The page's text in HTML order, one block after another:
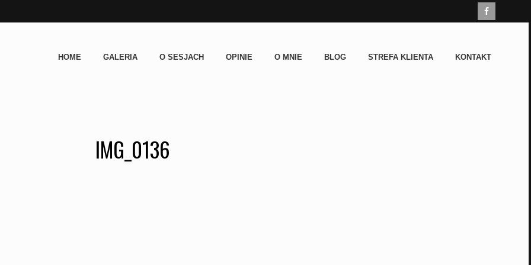
HOME GALERIA O SESJACH OPINIE O MNIE BLOG STREFA KLIENTA KONTAKT
IMG_0136